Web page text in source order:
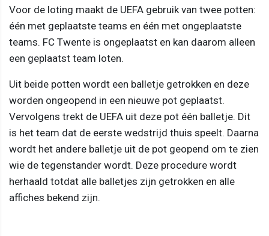
Voor de loting maakt de UEFA gebruik van twee potten:
één met geplaatste teams en één met ongeplaatste
teams. FC Twente is ongeplaatst en kan daarom alleen
een geplaatst team loten.
Uit beide potten wordt een balletje getrokken en deze
worden ongeopend in een nieuwe pot geplaatst.
Vervolgens trekt de UEFA uit deze pot één balletje. Dit
is het team dat de eerste wedstrijd thuis speelt. Daarna
wordt het andere balletje uit de pot geopend om te zien
wie de tegenstander wordt. Deze procedure wordt
herhaald totdat alle balletjes zijn getrokken en alle
affiches bekend zijn.